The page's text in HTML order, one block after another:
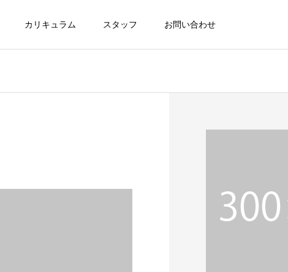
カリキュラム スタッフ お問い合わせ